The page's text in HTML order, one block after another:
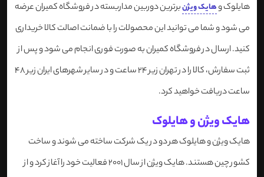
هایلوک وهایک ویژنبرترین دوربین مداربسته در فروشگاه کمیران عرضه
می شود و شما می توانید این محصولات را با ضمانت اصالت کالا خریداری
کنید. ارسال در فروشگاه کمیران به صورت فوری انجام می شود و پس از
ثبت سفارش، کالا را در تهران زیر 24 ساعت و در سایر شهرهای ایران زیر 48
ساعت دریافت خواهید کرد.
هایک ویژن و هایلوک
هایک ویژن و هایلوک هر دو در یک شرکت ساخته می شوند و ساخت
کشور چین هستند. هایک ویژن از سال 2001 فعالیت خود را آغاز کرد و از